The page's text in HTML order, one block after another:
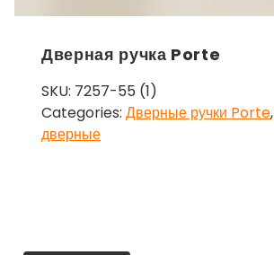
Дверная ручка Porte
SKU: 7257-55 (1)
Categories: Дверные ручки Porte,
дверные